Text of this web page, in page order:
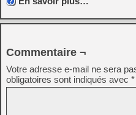
Commentaire ¬
Votre adresse e-mail ne sera
obligatoires sont indiqués avec *